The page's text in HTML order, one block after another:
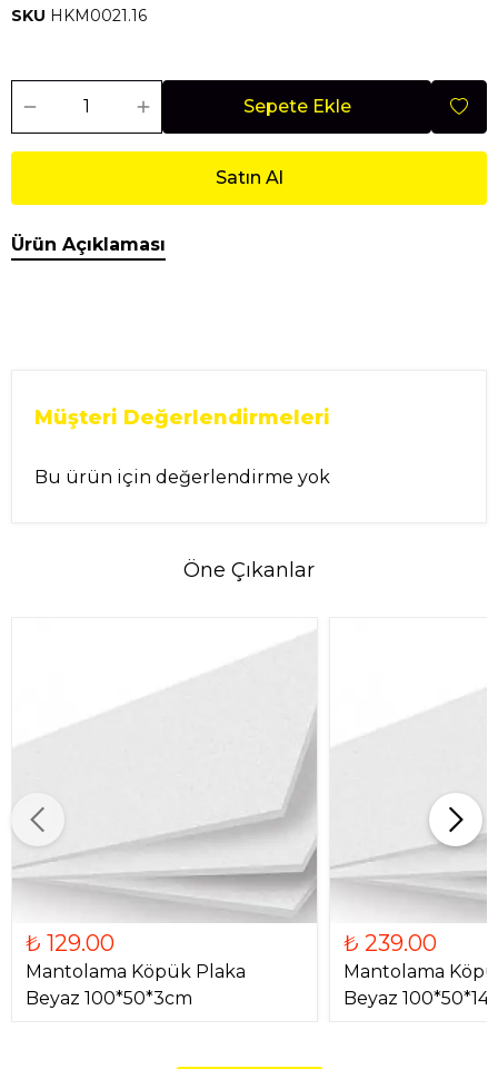
SKU HKM0021.16
Sepete Ekle
Satın Al
Ürün Açıklaması
Müşteri Değerlendirmeleri
Bu ürün için değerlendirme yok
Öne Çıkanlar
₺ 129.00
Mantolama Köpük Plaka
Beyaz 100*50*3cm
₺ 239.00
Mantolama
Beyaz